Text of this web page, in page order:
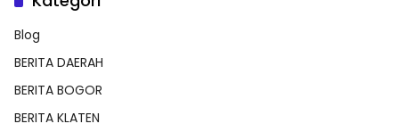
Blog
BERITA DAERAH
BERITA BOGOR
BERITA KLATEN